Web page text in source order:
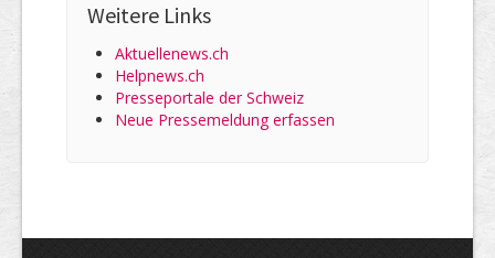
Weitere Links
Aktuellenews.ch
Helpnews.ch
Presseportale der Schweiz
Neue Pressemeldung erfassen